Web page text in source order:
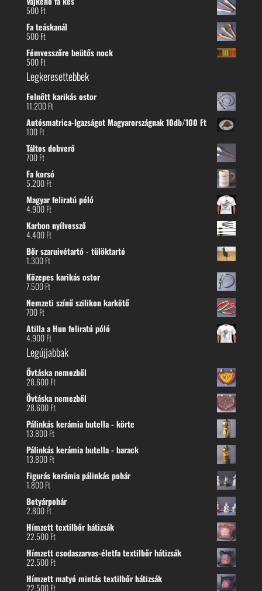
500Ft
Fa teáskanál
500Ft
Fémvesszőre beütős nock
500Ft
Legkeresettebbek
Felnőtt karikás ostor
11.200Ft
Autósmatrica-Igazságot Magyarországnak 10db/100 Ft
100Ft
Táltos dobverő
700Ft
Fa korsó
5.200Ft
Magyar feliratú póló
4.900Ft
Karbon nyílvessző
4.400Ft
Bőr szaruivótartó - tülöktartó
1.300Ft
Közepes karikás ostor
7.500Ft
Nemzeti színű szilikon karkötő
700Ft
Atilla a Hun feliratú póló
4.900Ft
Legújjabbak
Övtáska nemezből
28.600Ft
Övtáska nemezből
28.600Ft
Pálinkás kerámia butella - körte
13.800Ft
Pálinkás kerámia butella - barack
13.800Ft
Figurás kerámia pálinkás pohár
1.800Ft
Betyárpohár
2.800Ft
Hímzett textilbőr hátizsák
22.500Ft
Hímzett csodaszarvas-életfa textilbőr hátizsák
22.500Ft
Hímzett matyó mintás textilbőr hátizsák
22.500Ft